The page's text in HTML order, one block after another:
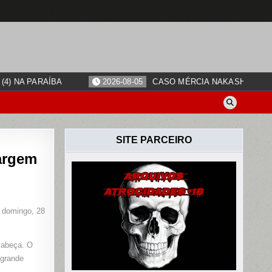
NA PARAÍBA 2026-08-05 CASO MÉRCIA NAKASHIMA:
28
O
SITE PARCEIRO